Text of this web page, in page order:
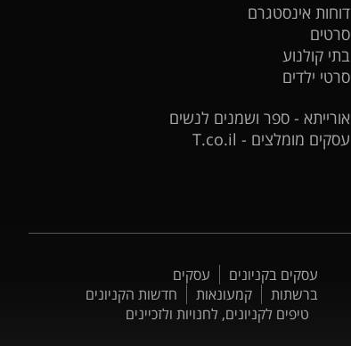
דוחות אינסטגרם
סרטים
בתי קולנוע
סרטי ילדים
אורייתא - ספר ושמנים לנשים
עסקים מומלצים - T.co.il
עסקים בקניונים
עסקים
ברשתות
קמעונאות
חדשות הקניונים
טיפים לקניונים, לחנויות ולזכיינים